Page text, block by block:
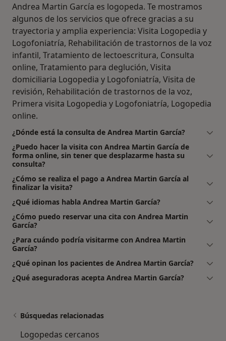
Andrea Martin García es logopeda. Te mostramos
algunos de los servicios que ofrece gracias a su
trayectoria y amplia experiencia: Visita Logopedia y
Logofoniatría, Rehabilitación de trastornos de la voz
infantil, Tratamiento de lectoescritura, Consulta
online, Tratamiento para deglución, Visita
domiciliaria Logopedia y Logofoniatría, Visita de
revisión, Rehabilitación de trastornos de la voz,
Primera visita Logopedia y Logofoniatría, Logopedia
online.
¿Dónde está la consulta de Andrea Martin García?
¿Puedo hacer la visita con Andrea Martin García de
forma online, sin tener que desplazarme hasta su
consulta?
¿Cómo se realiza el pago a Andrea Martin García al
finalizar la visita?
¿Qué idiomas habla Andrea Martin García?
¿Cómo puedo reservar una cita con Andrea Martin
García?
¿Para cuándo podría visitarme con Andrea Martin
García?
¿Qué opinan los pacientes de Andrea Martin García?
¿Qué aseguradoras acepta Andrea Martin García?
Búsquedas relacionadas
Logopedas cercanos